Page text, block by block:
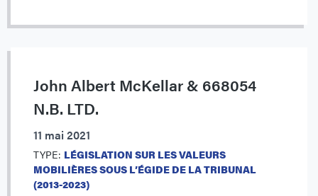
John Albert McKellar & 668054
N.B. LTD.
11 mai 2021
TYPE: LÉGISLATION SUR LES VALEURS
MOBILIÈRES SOUS L’ÉGIDE DE LA TRIBUNAL
(2013-2023)